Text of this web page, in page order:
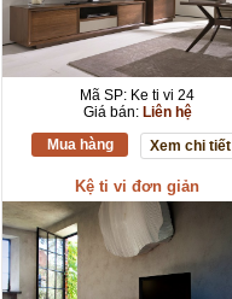
Mã SP: Ke ti vi 24
Giá bán: Liên hệ
Mua hàng
Xem chi tiết
Kệ ti vi đơn giản